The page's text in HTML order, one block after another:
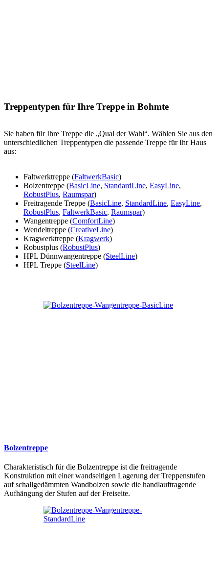
Treppentypen für Ihre Treppe in Bohmte
Sie haben für Ihre Treppe die „Qual der Wahl“. Wählen Sie aus den
unterschiedlichen Treppentypen die passende Treppe für Ihr Haus
aus:
Faltwerktreppe (FaltwerkBasic)
Bolzentreppe (BasicLine, StandardLine, EasyLine,
RobustPlus, Raumspar)
Freitragende Treppe (BasicLine, StandardLine, EasyLine,
RobustPlus, FaltwerkBasic, Raumspar)
Wangentreppe (ComfortLine)
Wendeltreppe (CreativeLine)
Kragwerktreppe (Kragwerk)
Robustplus (RobustPlus)
HPL Dünnwangentreppe (SteelLine)
HPL Treppe (SteelLine)
Bolzentreppe
Charakteristisch für die Bolzentreppe ist die freitragende
Konstruktion mit einer wandseitigen Lagerung der Treppenstufen
auf schallgedämmten Wandbolzen sowie die handlauftragende
Aufhängung der Stufen auf der Freiseite.